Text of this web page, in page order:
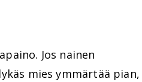
Jos nainen
mies ymmärtää pian,